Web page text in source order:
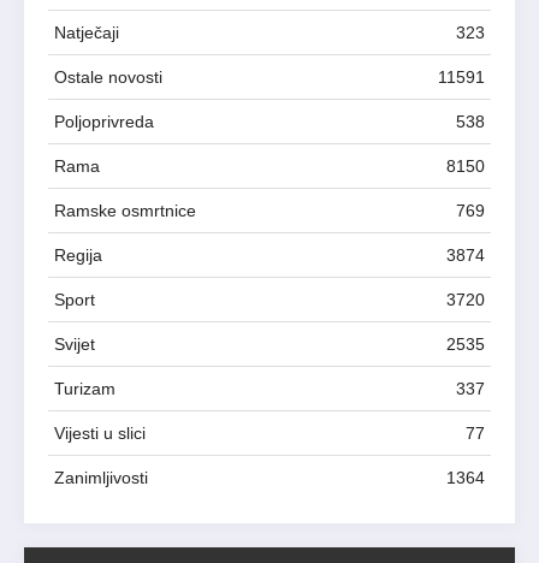
Natječaji 323
Ostale novosti 11591
Poljoprivreda 538
Rama 8150
Ramske osmrtnice 769
Regija 3874
Sport 3720
Svijet 2535
Turizam 337
Vijesti u slici 77
Zanimljivosti 1364